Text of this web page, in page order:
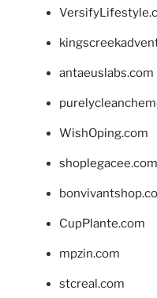
antaeuslabs.com
WishOping.com
shoplegacee.com
CupPlante.com
mpzin.com
stcreal.com